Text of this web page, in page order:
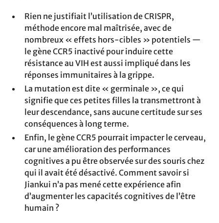
Rien ne justifiait l’utilisation de CRISPR,
méthode encore mal maîtrisée, avec de
nombreux « effets hors-cibles » potentiels —
le gène CCR5 inactivé pour induire cette
résistance au VIH est aussi impliqué dans les
réponses immunitaires à la grippe.
La mutation est dite « germinale », ce qui
signifie que ces petites filles la transmettront à
leur descendance, sans aucune certitude sur ses
conséquences à long terme.
Enfin, le gène CCR5 pourrait impacter le cerveau,
car une amélioration des performances
cognitives a pu être observée sur des souris chez
qui il avait été désactivé. Comment savoir si
Jiankui n’a pas mené cette expérience afin
d’augmenter les capacités cognitives de l’être
humain ?